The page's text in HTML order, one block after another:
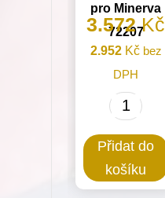
pro Minerva
72207
3.572Kč
2.952 Kčbez
DPH
R212
pro
Minerva
Přidat do
košíku